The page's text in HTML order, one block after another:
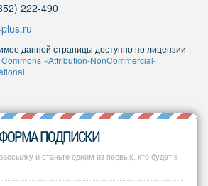
222-490
данной страницы доступно по лицензии
«Attribution-NonCommercial-
ПОДПИСКИ
и станьте одним из первых, кто будет в